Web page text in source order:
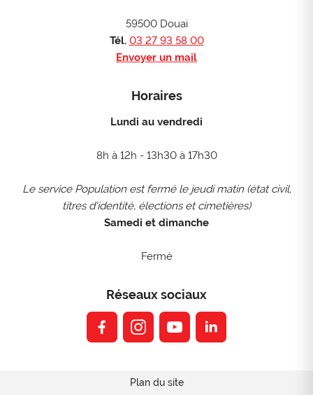
59500 Douai
Tél. 03 27 93 58 00
Envoyer un mail
Horaires
Lundi au vendredi
8h à 12h - 13h30 à 17h30
Le service Population est fermé le jeudi matin (état civil,
titres d'identité, élections et cimetières)
Samedi et dimanche
Fermé
Réseaux sociaux
Plan du site